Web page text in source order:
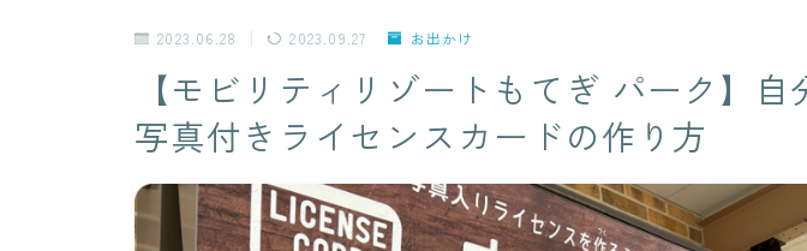
2023.06.28 2023.09.27 お出かけ
【モビリティリゾートもてぎ パーク】自
写真付きライセンスカードの作り方